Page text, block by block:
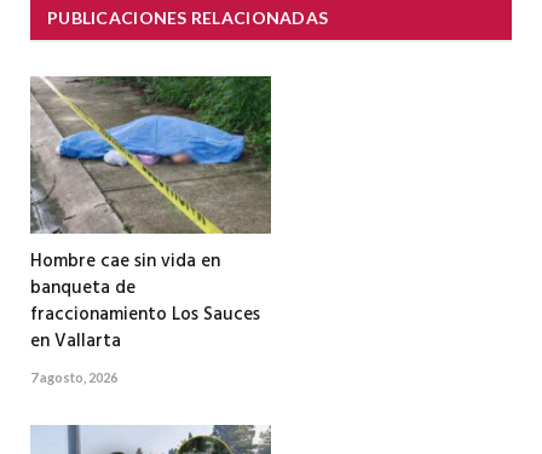
PUBLICACIONES RELACIONADAS
Hombre cae sin vida en
banqueta de
fraccionamiento Los Sauces
en Vallarta
7 agosto, 2026